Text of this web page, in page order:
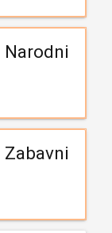
Narodni
Zabavni